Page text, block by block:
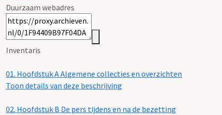
Duurzaam webadres
Inventaris
01. Hoofdstuk A Algemene collecties en overzichten
Toon details van deze beschrijving
02. Hoofdstuk B De pers tijdens en na de bezetting